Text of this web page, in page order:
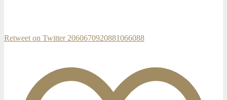
Retweet on Twitter 2060670920881066088